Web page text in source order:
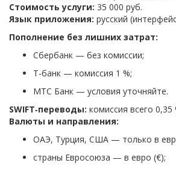
Стоимость услуги: 35 000 руб.
Язык приложения: русский
Пополнение без лишних затрат:
Сбербанк — без комиссии;
Т-банк — комиссия 1 %;
МТС Банк — условия уточняйте.
SWIFT‑переводы: комиссия всего 0,35
Валюты и направления:
ОАЭ, Турция, США — только в
страны Евросоюза — в евро (€);